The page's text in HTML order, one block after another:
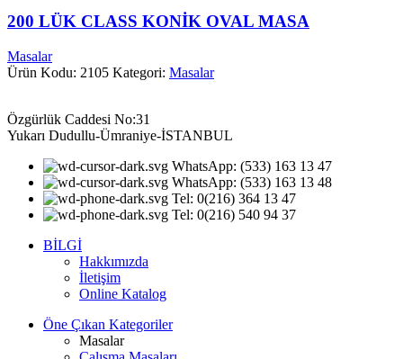
200 LÜK CLASS KONİK OVAL MASA
Masalar
Ürün Kodu: 2105 Kategori: Masalar
Özgürlük Caddesi No:31
Yukarı Dudullu-Ümraniye-İSTANBUL
WhatsApp: (533) 163 13 47
WhatsApp: (533) 163 13 48
Tel: 0(216) 364 13 47
Tel: 0(216) 540 94 37
BİLGİ
Hakkımızda
İletişim
Online Katalog
Öne Çıkan Kategoriler
Masalar